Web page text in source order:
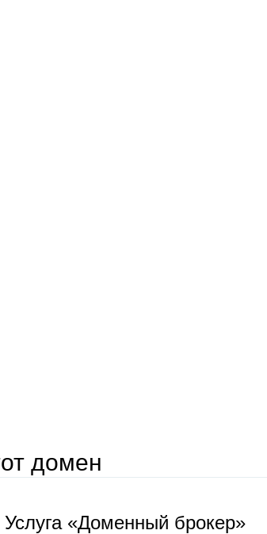
домен
Услуга «Доменный брокер»